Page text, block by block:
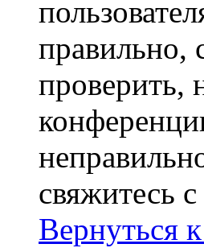
правильно,
проверить,
свяжитесь
Вернуться